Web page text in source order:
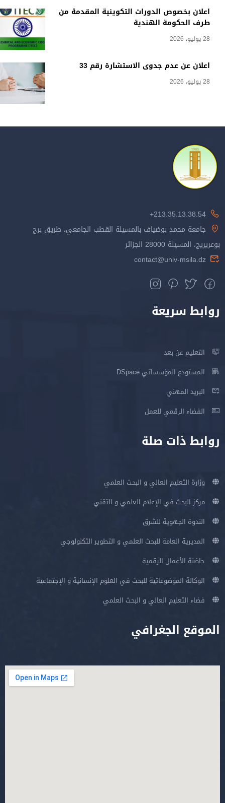
اعلان بخصوص الدورات التكوينية المقدمة من
طرف الحكومة الهندية
28 يوليو، 2026
اعلان عن عدم جدوى الاستشارة رقم 33
28 يوليو، 2026
213.35.13.38.54+
جامعة محمد بوضياف بالمسيلة القطب الجامعي، طريق برج
بوعريريج، المسيلة 28000 الجزائر
contact@univ-msila.dz
روابط سريعة
التعليم عن بعد
المستودع المؤسساتي DSpace
البريد المهني
الفضاء الرقمي للعمل
روابط ذات صلة
وزارة التعليم العالي و البحث العلمي
مركز البحث في الإعلام العلمي و التقني
الندوة الجهوية للشرق
المديرية العامة للبحث العلمي و التطوير التكنولوجي
حاضنة الأعمال الرقمية
الوكالة الموضوعاتية للبحث في العلوم الإنسانية و الإجتماعية
فضاء التعليم العالي و البحث العلمي
الموقع الجغرافي